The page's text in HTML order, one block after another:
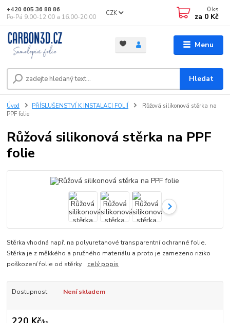
Menu
CZK
Hledat
+420 605 36 88 86
Po-Pá 9.00-12.00 a 16.00-20.00
0 ks
za 0 Kč
Úvod PŘÍSLUŠENSTVÍ K INSTALACI FOLIÍ
Růžová silikonová stěrka na
PPF folie
Růžová silikonová stěrka na PPF
folie
Stěrka vhodná např. na polyuretanové transparentní ochranné folie.
Stěrka je z měkkého a pružného materiálu a proto je zamezeno riziko
poškození folie od stěrky. celý popis
Dostupnost Není skladem